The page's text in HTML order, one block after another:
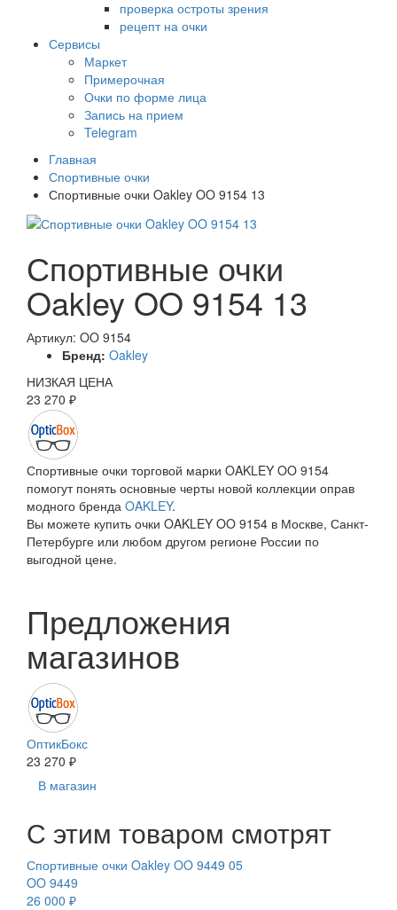
проверка остроты зрения
рецепт на очки
Сервисы
Маркет
Примерочная
Очки по форме лица
Запись на прием
Telegram
Главная
Спортивные очки
Спортивные очки Oakley OO 9154 13
Спортивные очки
Oakley OO 9154 13
Артикул: OO 9154
Бренд: Oakley
НИЗКАЯ ЦЕНА
23 270 ₽
Спортивные очки торговой марки OAKLEY OO 9154
помогут понять основные черты новой коллекции оправ
модного бренда OAKLEY.
Вы можете купить очки OAKLEY OO 9154 в Москве, Санкт-
Петербурге или любом другом регионе России по
выгодной цене.
Предложения
магазинов
ОптикБокс
23 270 ₽
В магазин
С этим товаром смотрят
Спортивные очки Oakley OO 9449 05
OO 9449
26 000 ₽